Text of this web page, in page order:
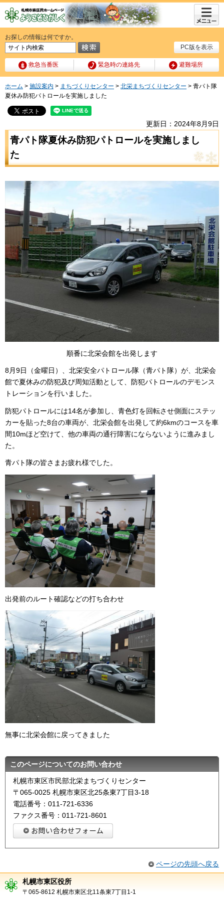
PC版を表示
お探しの情報は何ですか。
救急当番医 緊急時の連絡先 避難場所
メニュ
ー
ホーム > 施設案内 > まちづくりセンター > 北栄まちづくりセンター > 青パト隊
夏休み防犯パトロールを実施しました
更新日：2024年8月9日
青パト隊夏休み防犯パトロールを実施しまし
た
順番に北栄会館を出発します
8月9日（金曜日）、北栄安全パトロール隊（青パト隊）が、北栄会
館で夏休みの防犯及び周知活動として、防犯パトロールのデモンス
トレーションを行いました。
防犯パトロールには14名が参加し、青色灯を回転させ側面にステッ
カーを貼った8台の車両が、北栄会館を出発して約6kmのコースを車
間10mほど空けて、他の車両の通行障害にならないように進みまし
た。
青パト隊の皆さまお疲れ様でした。
出発前のルート確認などの打ち合わせ
無事に北栄会館に戻ってきました
このページについてのお問い合わせ
札幌市東区市民部北栄まちづくりセンター
〒065-0025 札幌市東区北25条東7丁目3-18
電話番号：011-721-6336
ファクス番号：011-721-8601
ページの先頭へ戻る
札幌市東区役所
〒065-8612 札幌市東区北11条東7丁目1-1